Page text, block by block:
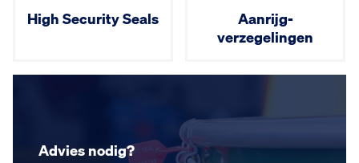
High Security Seals Aanrijg­
verzegelingen
Advies nodig?